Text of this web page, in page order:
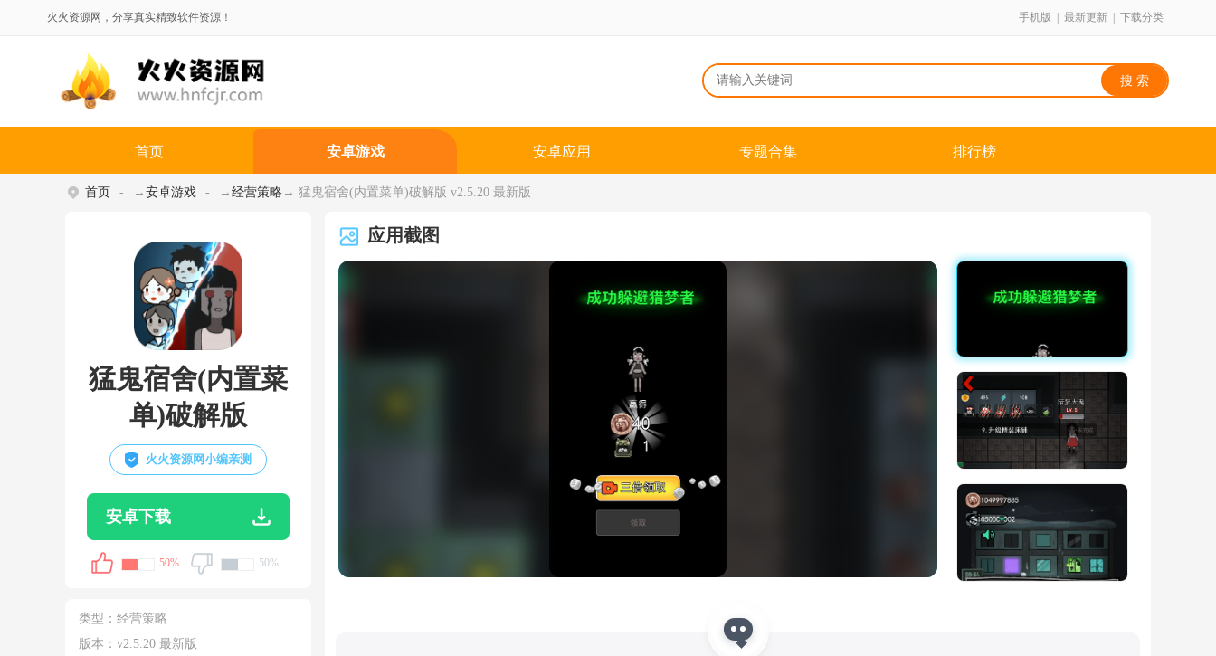
火火资源网，分享真实精致软件资源！ 手机版 最新更新 下载分类
首页 安卓游戏 安卓应用 专题合集 排行榜
首页 → 安卓游戏 → 经营策略 → 猛鬼宿舍(内置菜单)破解版 v2.5.20 最新版
猛鬼宿舍(内置菜
单)破解版
火火资源网小编亲测
安卓下载
50% 50%
类型： 经营策略
版本：v2.5.20 最新版
应用截图